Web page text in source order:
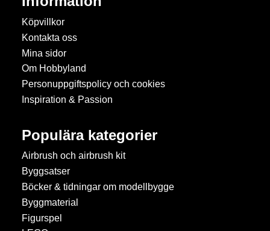
Köpvillkor
Kontakta oss
Mina sidor
Om Hobbyland
Personuppgiftspolicy och cookies
Inspiration & Passion
Populära kategorier
Airbrush och airbrush kit
Byggsatser
Böcker & tidningar om modellbygge
Byggmaterial
Figurspel